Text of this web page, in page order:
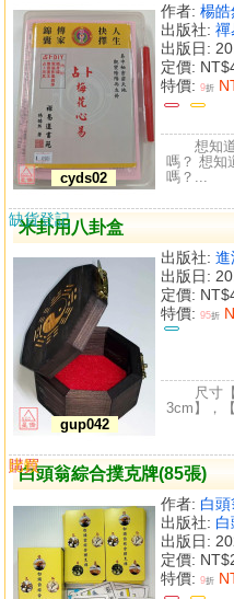
cyds02
作者: 楊皓
出版社: 禪
出版日:
定價:
特價: 9折
想知
嗎？ 想知
嗎？...
米卦用八卦盒
gup042
出版社: 進
出版日:
定價:
特價: 95折
缺貨登記
尺寸
3cm】，
白頭翁綜合撲克牌(85張)
作者: 白頭
出版社: 白
出版日:
定價:
特價: 9折
購買
比較